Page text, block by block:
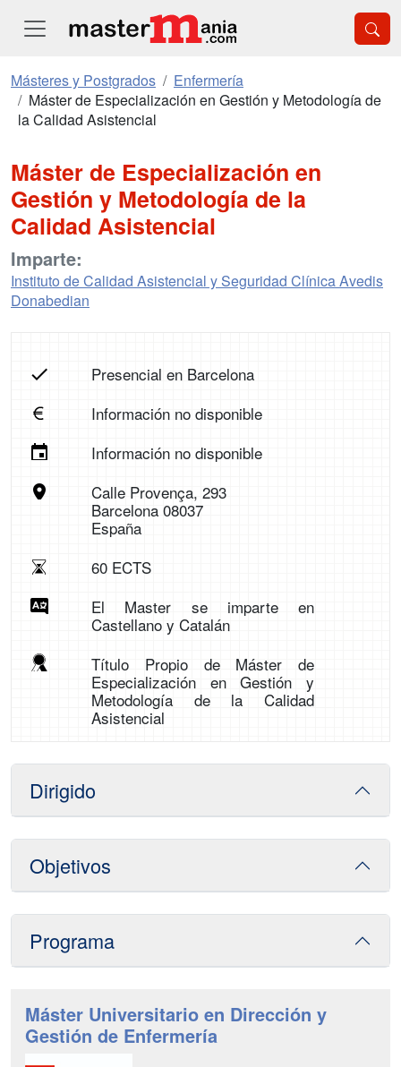
Másteres y Postgrados
Enfermería
Máster de Especialización en Gestión y Metodología de
la Calidad Asistencial
Máster de Especialización en
Gestión y Metodología de la
Calidad Asistencial
Imparte:
Instituto de Calidad Asistencial y Seguridad Clínica Avedis
Donabedian
Presencial en Barcelona
Información no disponible
Información no disponible
Calle Provença, 293
Barcelona 08037
España
60 ECTS
El Master se imparte en
Castellano y Catalán
Título Propio de Máster de
Especialización en Gestión y
Metodología de la Calidad
Asistencial
Dirigido
Objetivos
Programa
Máster Universitario en Dirección y
Gestión de Enfermería